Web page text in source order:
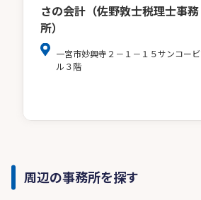
さの会計（佐野敦士税理士事務
所）
一宮市妙興寺２－１－１５サンコービ
ル３階
周辺の事務所を探す